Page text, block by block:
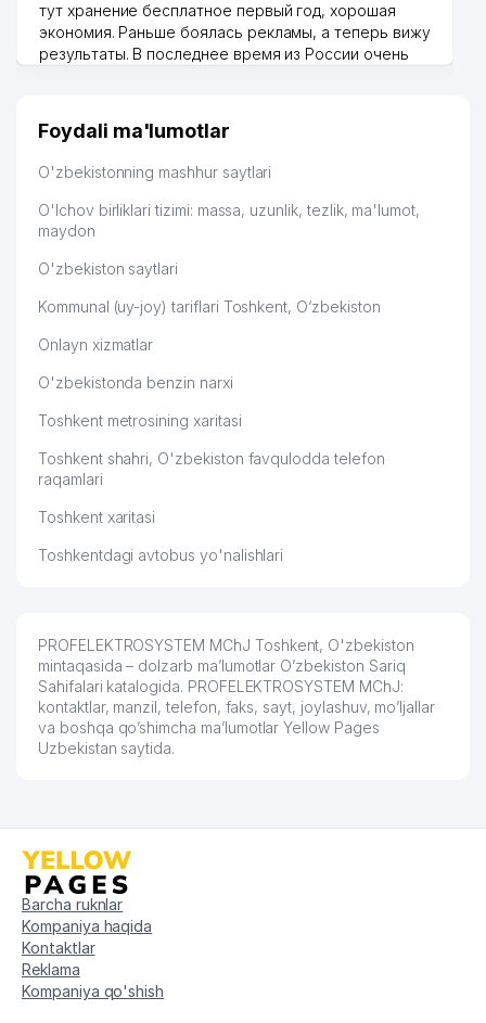
тут хранение бесплатное первый год, хорошая
экономия. Раньше боялась рекламы, а теперь вижу
результаты. В последнее время из России очень
дальше развиваюсь потихоньку😊
Hamida 03.08.2026 12:45:39
Foydali ma'lumotlar
O'zbekistonning mashhur saytlari
O'lchov birliklari tizimi: massa, uzunlik, tezlik, ma'lumot,
maydon
O'zbekiston saytlari
Kommunal (uy-joy) tariflari Toshkent, O‘zbekiston
Onlayn xizmatlar
O'zbekistonda benzin narxi
Toshkent metrosining xaritasi
Toshkent shahri, O'zbekiston favqulodda telefon
raqamlari
Toshkent xaritasi
Toshkentdagi avtobus yo'nalishlari
PROFELEKTROSYSTEM MChJ Toshkent, O'zbekiston
mintaqasida – dolzarb ma’lumotlar O’zbekiston Sariq
Sahifalari katalogida. PROFELEKTROSYSTEM MChJ:
kontaktlar, manzil, telefon, faks, sayt, joylashuv, mo’ljallar
va boshqa qo’shimcha ma’lumotlar Yellow Pages
Uzbekistan saytida.
Barcha ruknlar
Kompaniya haqida
Kontaktlar
Reklama
Kompaniya qo'shish